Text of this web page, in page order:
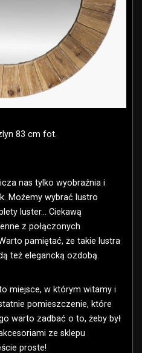
83 cm fot.
nas tylko wyobraźnia i
Możemy wybrać lustro
luster… Ciekawą
z połączonych
pamiętać, że takie lustra
też elegancką ozdobą.
miejsce, w którym witamy i
pomieszczenie, które
warto zadbać o to, żeby był
ze sklepu
proste!